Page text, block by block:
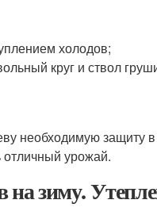
холодов;
круг и ствол
необходимую защиту
отличный урожай.
зиму.